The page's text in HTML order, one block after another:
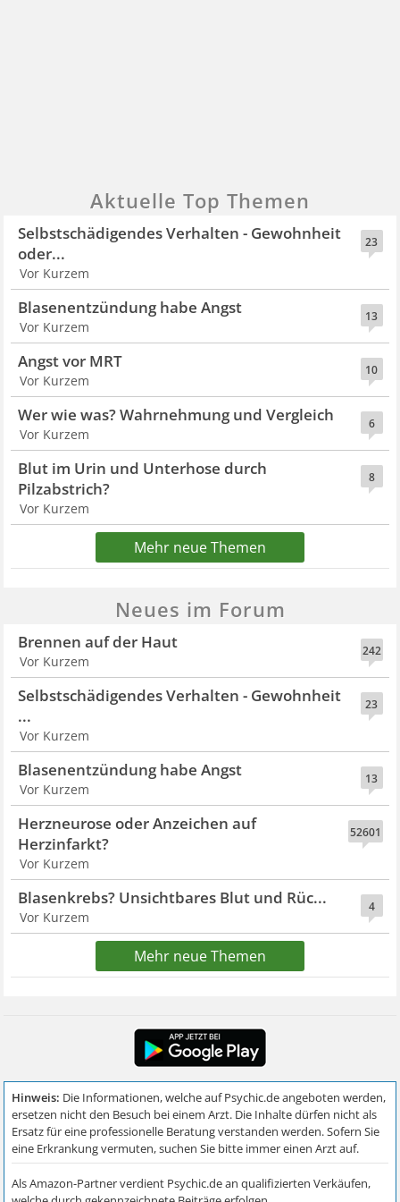
Aktuelle Top Themen
23
Selbstschädigendes Verhalten - Gewohnheit
oder...
Vor Kurzem
13
Blasenentzündung habe Angst
Vor Kurzem
10
Angst vor MRT
Vor Kurzem
6
Wer wie was? Wahrnehmung und Vergleich
Vor Kurzem
8
Blut im Urin und Unterhose durch
Pilzabstrich?
Vor Kurzem
Mehr neue Themen
Neues im Forum
242
Brennen auf der Haut
Vor Kurzem
23
Selbstschädigendes Verhalten - Gewohnheit
...
Vor Kurzem
13
Blasenentzündung habe Angst
Vor Kurzem
52601
Herzneurose oder Anzeichen auf
Herzinfarkt?
Vor Kurzem
4
Blasenkrebs? Unsichtbares Blut und Rüc...
Vor Kurzem
Mehr neue Themen